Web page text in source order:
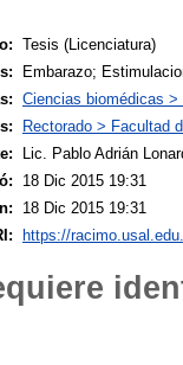
Tesis (Licenciatura)
Embarazo;
Ciencias biomédicas
Rectorado > Facultad
Lic. Pablo Adrián
18 Dic 2015 19:31
18 Dic 2015 19:31
https://